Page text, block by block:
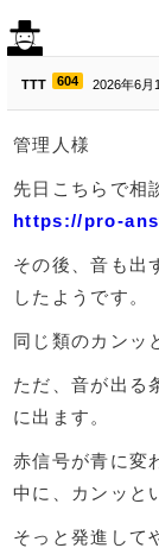
TTT 604 2026年6月
管理人様
先日こちらで相
https://pro-
その後、音も出
したようです。
同じ類のカンッ
ただ、音が出る
に出ます。
赤信号が青に変
中に、カンッと
そっと発進して